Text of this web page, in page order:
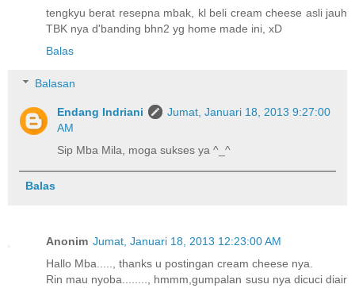
tengkyu berat resepna mbak, kl beli cream cheese asli jauh
TBK nya d'banding bhn2 yg home made ini, xD
Balas
Balasan
Endang Indriani
Jumat, Januari 18, 2013 9:27:00
AM
Sip Mba Mila, moga sukses ya ^_^
Balas
Anonim Jumat, Januari 18, 2013 12:23:00 AM
Hallo Mba....., thanks u postingan cream cheese nya.
Rin mau nyoba........, hmmm,gumpalan susu nya dicuci diair